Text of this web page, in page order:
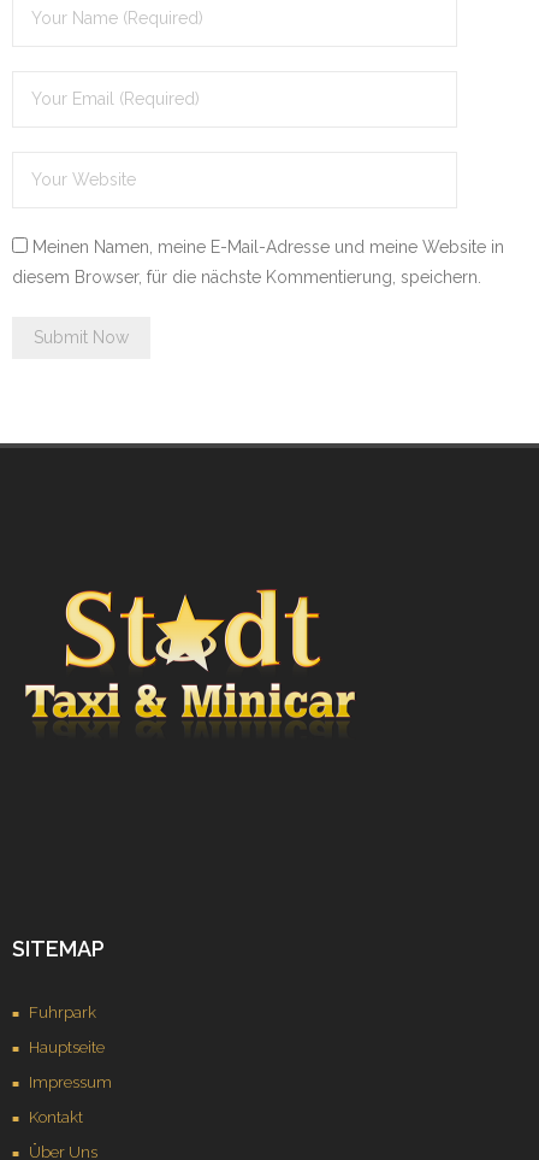
Meinen Namen, meine E-Mail-Adresse und meine Website in
diesem Browser, für die nächste Kommentierung, speichern.
SITEMAP
Fuhrpark
Hauptseite
Impressum
Kontakt
Über Uns